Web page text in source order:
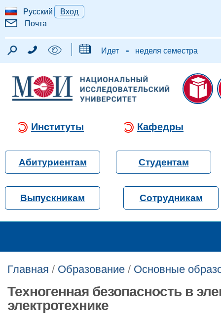
Русский
Вход
Почта
Идет - неделя семестра
Институты Кафедры
Абитуриентам Студентам
Выпускникам Сотрудникам
Главная / Образование / Основные
Техногенная безопасность в
электротехнике